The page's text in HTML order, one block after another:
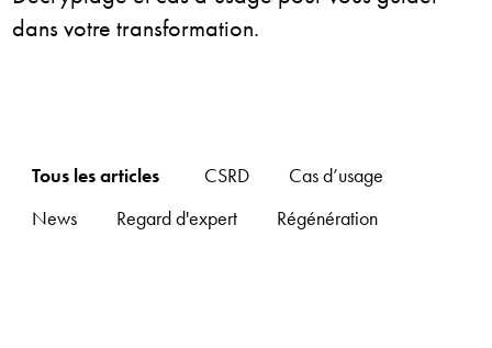
dans votre transformation.
Tous les articles CSRD
Cas d’usage
News
Regard d'expert Régénération